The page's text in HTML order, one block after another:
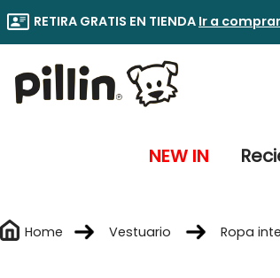
RETIRA GRATIS EN TIENDA Ir a comprar
NEW IN
Vestuario Ropa